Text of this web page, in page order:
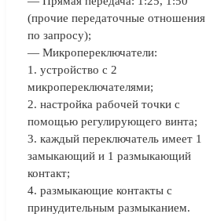
(прочие передаточные отношения
по запросу);
— Микропереключатели:
1. устройство с 2
микропереключателями;
2. настройка рабочей точки с
помощью регулирующего винта;
3. каждый переключатель имеет 1
замыкающий и 1 размыкающий
контакт;
4. размыкающие контакты с
принудительным размыканием.